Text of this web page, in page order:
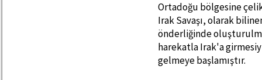
Ortadoğu bölgesine çelik
Irak Savaşı, olarak
önderliğinde
harekatla Irak'a
gelmeye başlamıştır.